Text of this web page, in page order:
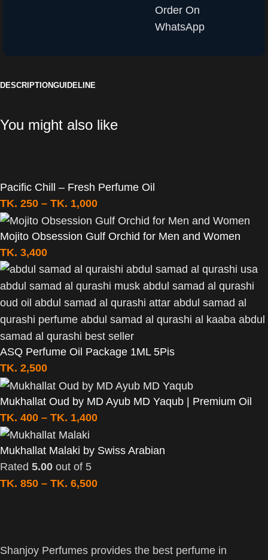
Order On
WhatsApp
DESCRIPTIONGUIDELINE
You might also like
Pacific Chill – Fresh Perfume Oil
TK. 250 – TK. 1,000
Mojito Obsession Gulf Orchid for Men and Women
TK. 3,400
ASQ Perfume Oil Package 1ML 5Pis
TK. 2,500
Mukhallat Oud by MD Ayub MD Yaqub | Premium Oil
TK. 400 – TK. 1,400
Mukhallat Malaki by Swiss Arabian
Rated 5.00 out of 5
TK. 850 – TK. 6,500
Shanjoy Perfumes provides the best perfume in